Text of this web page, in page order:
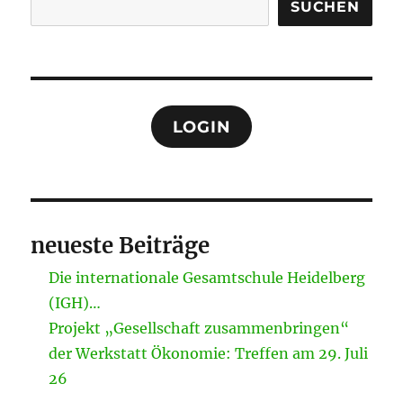
SUCHEN
LOGIN
neueste Beiträge
Die internationale Gesamtschule Heidelberg
(IGH)…
Projekt „Gesellschaft zusammenbringen“
der Werkstatt Ökonomie: Treffen am 29. Juli
26